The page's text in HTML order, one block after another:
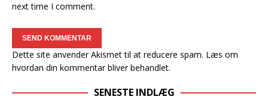
next time I comment.
Dette site anvender Akismet til at reducere spam. Læs om
hvordan din kommentar bliver behandlet.
SENESTE INDLÆG